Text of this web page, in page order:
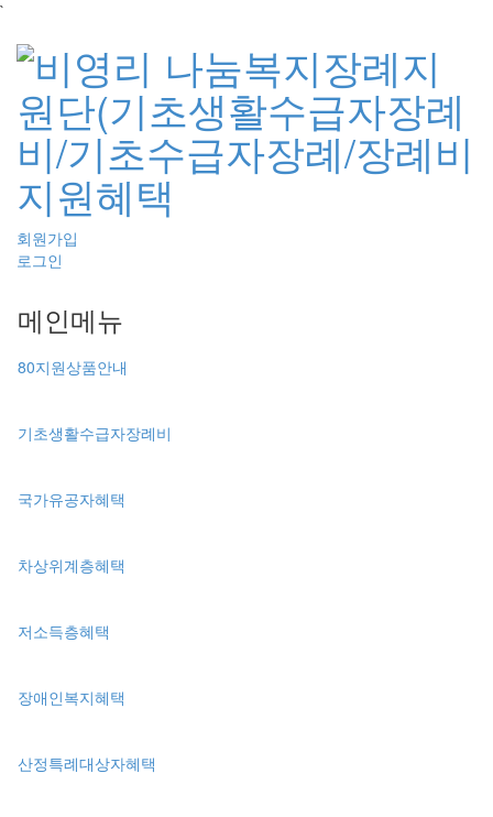
`
회원가입
로그인
메인메뉴
80지원상품안내
기초생활수급자장례비
국가유공자혜택
차상위계층혜택
저소득층혜택
장애인복지혜택
산정특례대상자혜택